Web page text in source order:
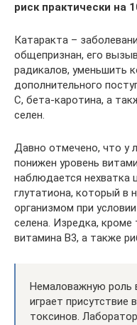
риск практически на
Катаракта –
общепризнан, его
радикалов, уменьшить
дополнительного
С, бета-каротина, а
селен.
Давно отмечено, что у
понижен уровень
наблюдается нехватка
глутатиона, который в
организмом при
селена. Изредка,
витамина В3, а также
Немаловажную роль
играет присутствие
токсинов.